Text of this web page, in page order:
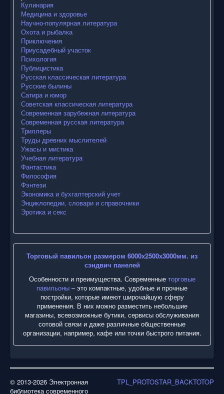
Кулинария
Медицина и здоровье
Научно-популярная литература
Охота и рыбалка
Приключения
Приусадебный участок
Психология
Публицистика
Русская классическая литература
Русские былины
Сатира и юмор
Советская классическая литература
Современная зарубежная литература
Современная русская литература
Триллеры
Труды древних мыслителей
Ужасы и мистика
Учебная литература
Фантастика
Философия
Фэнтези
Экономика и бухгалтерский учет
Энциклопедии, словари и справочники
Эротика и секс
Торговый павильон размером 6000х2500х3000мм. из
сэндвич панелей
Особенности и преимущества. Современные торговые
павильоны – это компактные, удобные и прочные
постройки, которые имеют широчайшую сферу
применения. В них можно разместить небольшие
магазины, всевозможные бутики, сервисы обслуживания
сотовой связи и даже различные общественные
организации, например, кафе или точки быстрого питания.
TPL_PROTOSTAR_BACKTOTOP
© 2013-2026 Электронная
библиотека современного